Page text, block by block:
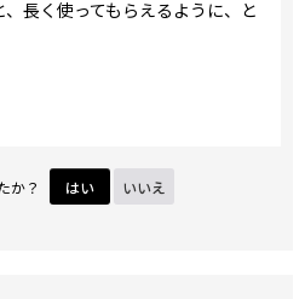
長く使ってもらえるように、と
布のケースを、オプションで選び
としました。
か？ はい いいえ